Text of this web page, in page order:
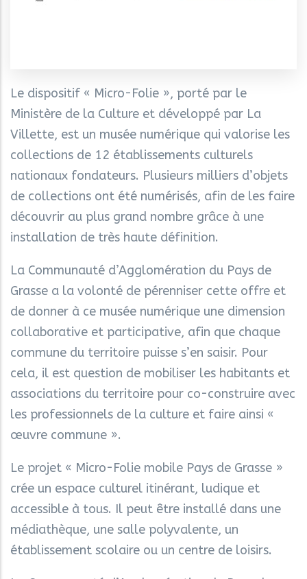
Le dispositif « Micro-Folie », porté par le
Ministère de la Culture et développé par La
Villette, est un musée numérique qui valorise les
collections de 12 établissements culturels
nationaux fondateurs. Plusieurs milliers d’objets
de collections ont été numérisés, afin de les faire
découvrir au plus grand nombre grâce à une
installation de très haute définition.
La Communauté d’Agglomération du Pays de
Grasse a la volonté de pérenniser cette offre et
de donner à ce musée numérique une dimension
collaborative et participative, afin que chaque
commune du territoire puisse s’en saisir. Pour
cela, il est question de mobiliser les habitants et
associations du territoire pour co-construire avec
les professionnels de la culture et faire ainsi «
œuvre commune ».
Le projet « Micro-Folie mobile Pays de Grasse »
crée un espace culturel itinérant, ludique et
accessible à tous. Il peut être installé dans une
médiathèque, une salle polyvalente, un
établissement scolaire ou un centre de loisirs.